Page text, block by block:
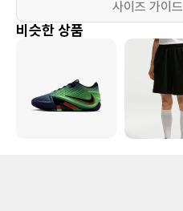
사이즈 가이드
비슷한 상품